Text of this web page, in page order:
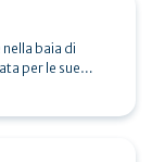
baia di
per le sue
del mercato